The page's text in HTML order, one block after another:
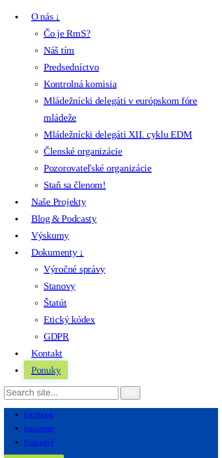
O nás ↓
Čo je RmS?
Náš tím
Predsedníctvo
Kontrolná komisia
Mládežnícki delegáti v európskom fóre
mládeže
Mládežnícki delegáti XII. cyklu EDM
Členské organizácie
Pozorovateľské organizácie
Staň sa členom!
Naše Projekty
Blog & Podcasty
Výskumy
Dokumenty ↓
Výročné správy
Stanovy
Štatút
Etický kódex
GDPR
Kontakt
Ponuky
Facebook
Instagram
Podcasty!